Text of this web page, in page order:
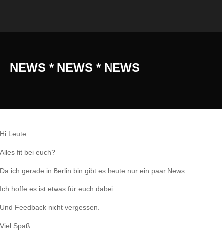
NEWS * NEWS * NEWS
Hi Leute
Alles fit bei euch?
Da ich gerade in Berlin bin gibt es heute nur ein paar News.
Ich hoffe es ist etwas für euch dabei.
Und Feedback nicht vergessen.
Viel Spaß